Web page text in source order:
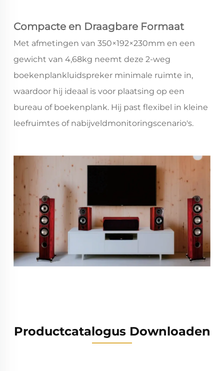
Compacte en Draagbare Formaat
Met afmetingen van 350×192×230mm en een
gewicht van 4,68kg neemt deze 2-weg
boekenplankluidspreker minimale ruimte in,
waardoor hij ideaal is voor plaatsing op een
bureau of boekenplank. Hij past flexibel in kleine
leefruimtes of nabijveldmonitoringscenario's.
Productcatalogus Downloaden